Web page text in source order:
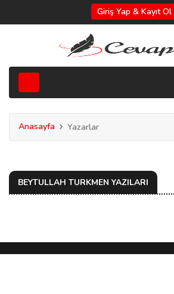
Giriş Yap & Kayıt Ol
Anasayfa Yazarlar
BEYTULLAH TURKMEN YAZILARI